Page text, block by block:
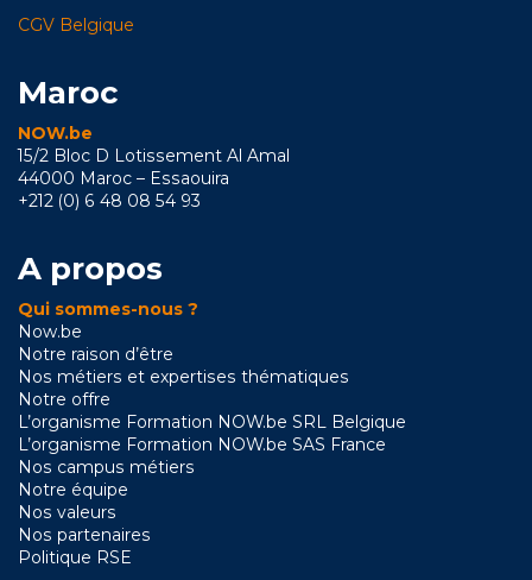
CGV Belgique
Maroc
NOW.be
15/2 Bloc D Lotissement Al Amal
44000 Maroc – Essaouira
+212 (0) 6 48 08 54 93
A propos
Qui sommes-nous ?
Now.be
Notre raison d’être
Nos métiers et expertises thématiques
Notre offre
L’organisme Formation NOW.be SRL Belgique
L’organisme Formation NOW.be SAS France
Nos campus métiers
Notre équipe
Nos valeurs
Nos partenaires
Politique RSE